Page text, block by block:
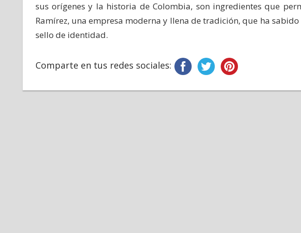
sus orígenes y la historia de Colombia, son ingredientes que
Ramírez, una empresa moderna y llena de tradición, que ha
sello de identidad.
Comparte en tus redes sociales: